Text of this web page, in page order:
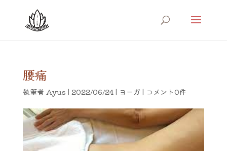
腰痛
執筆者 Ayus | 2022/06/24| ヨーガ | コメント0件